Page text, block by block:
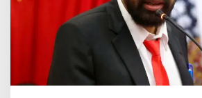
l
a
,
G
u
b
e